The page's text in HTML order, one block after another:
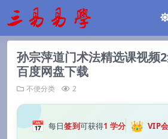
孙宗萍道门术法精选课视频
百度网盘下载
不便分类 2
📅 每日签到可获得1 学分 👑 VIP